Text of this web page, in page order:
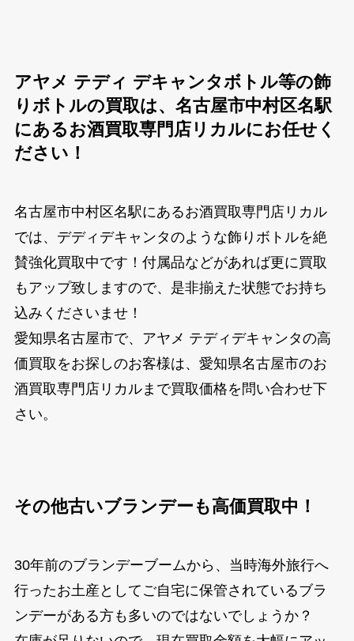
アヤメ テディ デキャンタボトル等の飾
りボトルの買取は、名古屋市中村区名駅
にあるお酒買取専門店リカルにお任せく
ださい！
名古屋市中村区名駅にあるお酒買取専門店リカル
では、デディデキャンタのような飾りボトルを絶
賛強化買取中です！付属品などがあれば更に買取
もアップ致しますので、是非揃えた状態でお持ち
込みくださいませ！
愛知県名古屋市で、アヤメ テディデキャンタの高
価買取をお探しのお客様は、愛知県名古屋市のお
酒買取専門店リカルまで買取価格を問い合わせ下
さい。
その他古いブランデーも高価買取中！
30年前のブランデーブームから、当時海外旅行へ
行ったお土産としてご自宅に保管されているブラ
ンデーがある方も多いのではないでしょうか？